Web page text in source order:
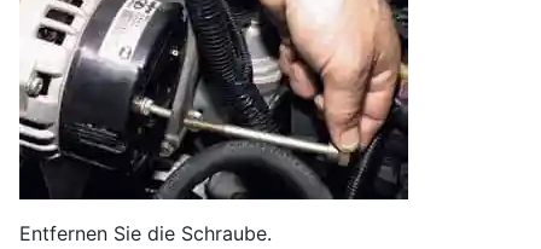
Entfernen Sie die Schraube.